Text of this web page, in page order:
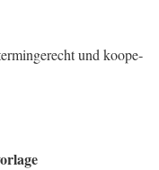
und koope­